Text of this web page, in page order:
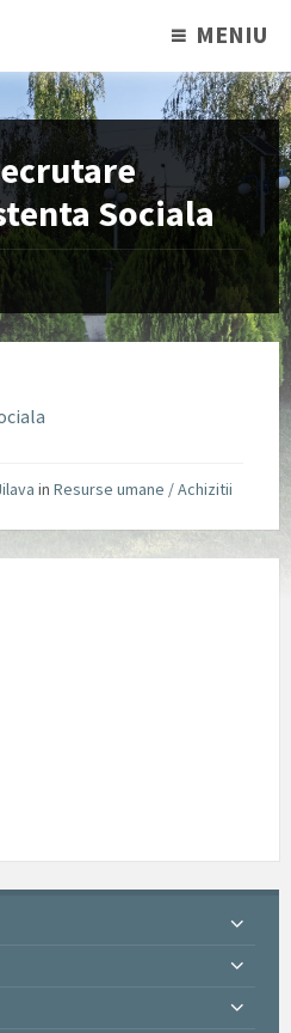
MENIU
Sociala
in Resurse umane / Achizitii